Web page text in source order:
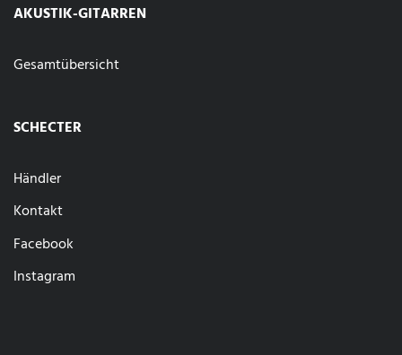
AKUSTIK-GITARREN
Gesamtübersicht
SCHECTER
Händler
Kontakt
Facebook
Instagram